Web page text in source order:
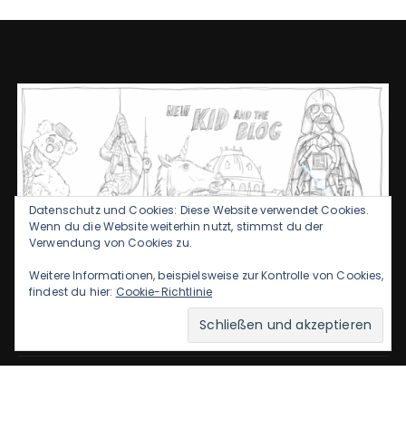
Datenschutz und Cookies: Diese Website verwendet Cookies.
Wenn du die Website weiterhin nutzt, stimmst du der
Verwendung von Cookies zu.
Weitere Informationen, beispielsweise zur Kontrolle von Cookies,
findest du hier: Cookie-Richtlinie